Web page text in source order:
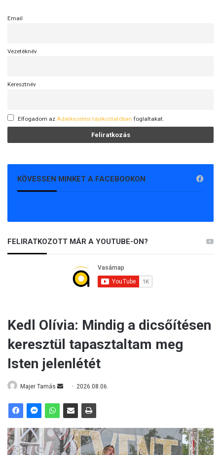
Email
Vezetéknév
Keresztnév
Elfogadom az Adatkezelési tájékoztatóban foglaltakat.
KÖVESSEN MINKET A FACEBOOKON
FELIRATKOZOTT MÁR A YOUTUBE-ON?